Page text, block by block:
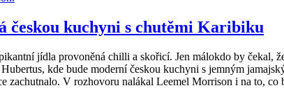
českou kuchyni s chutěmi Karibiku
jídla provoněná chilli a skořicí. Jen málokdo by čekal,
kde bude moderní českou kuchyni s jemným
zachutnalo. V rozhovoru nalákal Leemel Morrison i na to, co